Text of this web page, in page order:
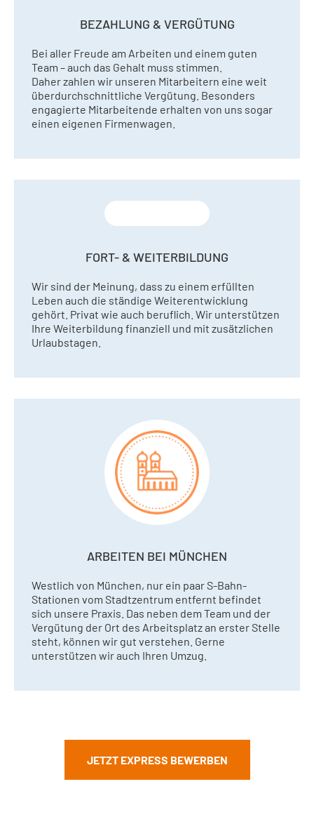
BEZAHLUNG & VERGÜTUNG
Bei aller Freude am Arbeiten und einem guten
Team – auch das Gehalt muss stimmen.
Daher zahlen wir unseren Mitarbeitern eine weit
überdurchschnittliche Vergütung. Besonders
engagierte Mitarbeitende erhalten von uns sogar
einen eigenen Firmenwagen.
FORT- & WEITERBILDUNG
Wir sind der Meinung, dass zu einem erfüllten
Leben auch die ständige Weiterentwicklung
gehört. Privat wie auch beruflich. Wir unterstützen
Ihre Weiterbildung finanziell und mit zusätzlichen
Urlaubstagen.
ARBEITEN BEI MÜNCHEN
Westlich von München, nur ein paar S-Bahn-
Stationen vom Stadtzentrum entfernt befindet
sich unsere Praxis. Das neben dem Team und der
Vergütung der Ort des Arbeitsplatz an erster Stelle
steht, können wir gut verstehen. Gerne
unterstützen wir auch Ihren Umzug.
JETZT EXPRESS BEWERBEN